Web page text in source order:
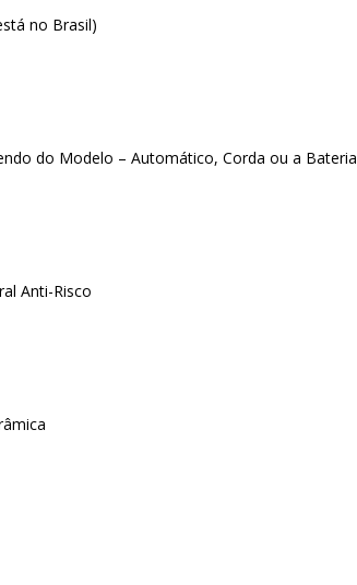
no Brasil)
do Modelo – Automático, Corda ou a Bateria
Anti-Risco